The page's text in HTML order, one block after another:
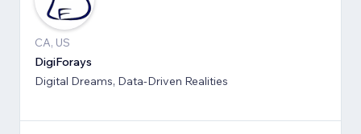
CA, US
DigiForays
Digital Dreams, Data-Driven Realities